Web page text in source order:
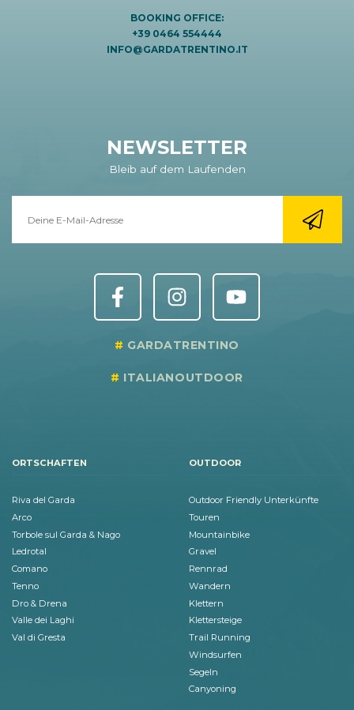
BOOKING OFFICE:
+39 0464 554444
INFO@GARDATRENTINO.IT
NEWSLETTER
Bleib auf dem Laufenden
GARDATRENTINO
ITALIANOUTDOOR
ORTSCHAFTEN
Riva del Garda
Arco
Torbole sul Garda & Nago
Ledrotal
Comano
Tenno
Dro & Drena
Valle dei Laghi
Val di Gresta
OUTDOOR
Outdoor Friendly Unterkünfte
Touren
Mountainbike
Gravel
Rennrad
Wandern
Klettern
Klettersteige
Trail Running
Windsurfen
Segeln
Canyoning